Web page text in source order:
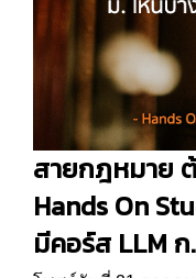
สายกฎหมาย
Hands On
มีคอร์ส LLM